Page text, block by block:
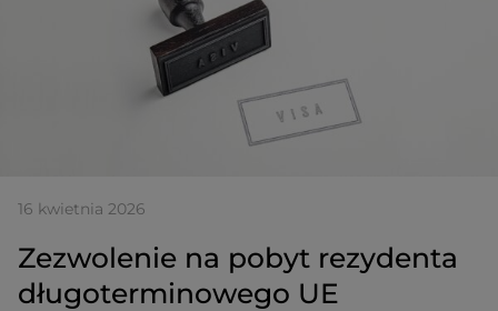
16 kwietnia 2026
Zezwolenie na pobyt rezydenta
długoterminowego UE